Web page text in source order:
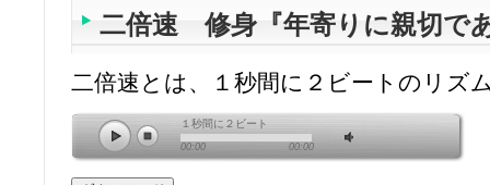
二倍速 修身『年寄りに親切で
二倍速とは、１秒間に２ビートのリズ
00:00 00:00
１秒間に２ビート